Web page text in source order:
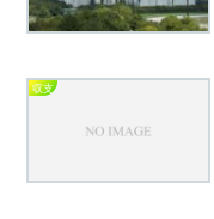
収支